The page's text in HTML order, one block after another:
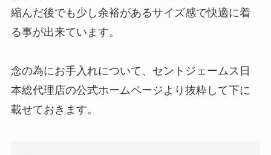
縮んだ後でも少し余裕があるサイズ感で快適に着
る事が出来ています。
念の為にお手入れについて、セントジェームス日
本総代理店の公式ホームページより抜粋して下に
載せておきます。